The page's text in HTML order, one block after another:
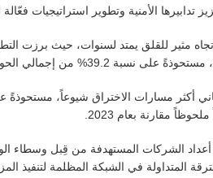
الأمنية وتطوير استراتيجيات فعّالة
مثير للقلق يمتد لسنوات، حيث برزت
إجمالي الحوادث المسجلة في عام 2024.
مقارنة بعام 2023.
المتداولة في الشبكة المظلمة لتنفيذ